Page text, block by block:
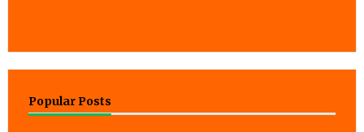
Popular Posts